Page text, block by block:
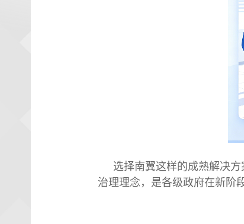
选择南翼这样的成熟解决
治理理念，是各级政府在新阶